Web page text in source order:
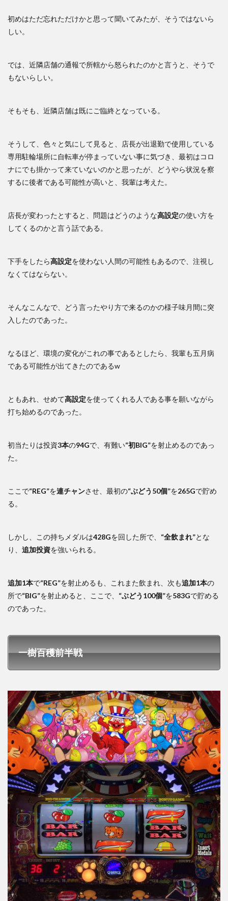
初めはただ忘れただけかと思って聞いてみたが、そうではないら
しい。
では、近隣店舗の通報で所轄から怒られたのかと言うと、そうで
もないらしい。
そもそも、近隣店舗は既にご臨終となっている。
そうして、色々と気にして見ると、店長が出退勤で使用している
専用駐輪場所に自転車が停まっていない事に気づき、最初はコロ
ナにでも掛かって来ていないのかと思ったが、どうやら状況を察
するに後者である可能性が高いと、我輩は考えた。
店長が変わったとすると、問題はどうのような高設定の使い方を
してくるのかと言う話である。
下手をしたら高設定を使わない人間の可能性もあるので、注視し
なくてはならない。
そんなこんなで、どう言ったやり方で来るのかの様子味月間に突
入したのであった。
なるほど、環境の変化がこれの事であるとしたら、我輩も五月病
である可能性が出てきたのであるw
ともあれ、せめて高設定を使ってくれる人である事を願いながら
打ち始めるのであった。
初当たりは投資3本の94Gで、有難い“初BIG”を射止めるのであっ
た。
ここで“REG”を連チャンさせ、最初の“ぶどう50個”を265Gで貯め
る。
しかし、この持ちメダルは428Gを回した所で、 “全飲まれ”とな
り、 追加投資を強いられる。
追加1本で“REG”を射止めるも、これまた飲まれ、次も追加1本の
所で“BIG”を射止めると、ここで、 “ぶどう100個”を583Gで貯める
のであった。
一樹百穫前半戦